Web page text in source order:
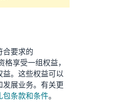
合要求的
享受一组权益，
。这些权益可以
展业务。有关更
包条款和条件。